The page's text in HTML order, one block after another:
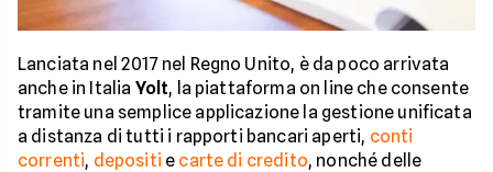
Lanciata nel 2017 nel Regno Unito, è da poco arrivata
anche in Italia Yolt, la piattaforma on line che consente
tramite una semplice applicazione la gestione unificata
a distanza di tutti i rapporti bancari aperti, conti
correnti, depositi e carte di credito, nonché delle